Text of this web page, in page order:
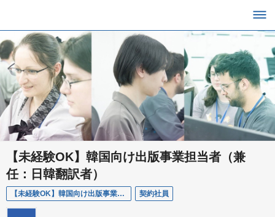
【未経験OK】韓国向け出版事業担当者（兼
任：日韓翻訳者）
【未経験OK】韓国向け出版事業担当（兼任：日韓翻訳者） 契約社員